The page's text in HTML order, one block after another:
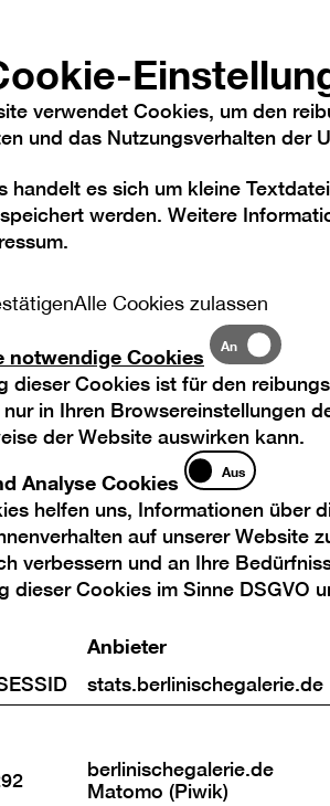
Ausstellungen
verwendet Cookies, um den
und das Nutzungsverhalten der
handelt es sich um kleine
werden. Weitere
.
Alle Cookies zulassen
notwendige Cookies
Technische
notwendige
Cookies
An
dieser Cookies ist für den
in Ihren Browsereinstellungen
der Website auswirken kann.
Analyse Cookies
Statistik
und
Analyse
Cookies
Aus
helfen uns, Informationen über
auf unserer Website
verbessern und an Ihre
dieser Cookies im Sinne DSGVO
Anbieter
stats.berlinischegalerie.de
berlinischegalerie.de
Matomo (Piwik)